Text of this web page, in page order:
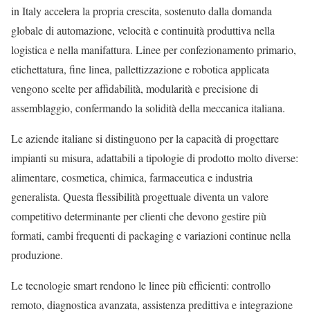
in Italy accelera la propria crescita, sostenuto dalla domanda
globale di automazione, velocità e continuità produttiva nella
logistica e nella manifattura. Linee per confezionamento primario,
etichettatura, fine linea, pallettizzazione e robotica applicata
vengono scelte per affidabilità, modularità e precisione di
assemblaggio, confermando la solidità della meccanica italiana.
Le aziende italiane si distinguono per la capacità di progettare
impianti su misura, adattabili a tipologie di prodotto molto diverse:
alimentare, cosmetica, chimica, farmaceutica e industria
generalista. Questa flessibilità progettuale diventa un valore
competitivo determinante per clienti che devono gestire più
formati, cambi frequenti di packaging e variazioni continue nella
produzione.
Le tecnologie smart rendono le linee più efficienti: controllo
remoto, diagnostica avanzata, assistenza predittiva e integrazione